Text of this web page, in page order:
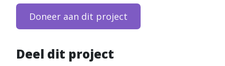
Doneer aan dit project
Deel dit project